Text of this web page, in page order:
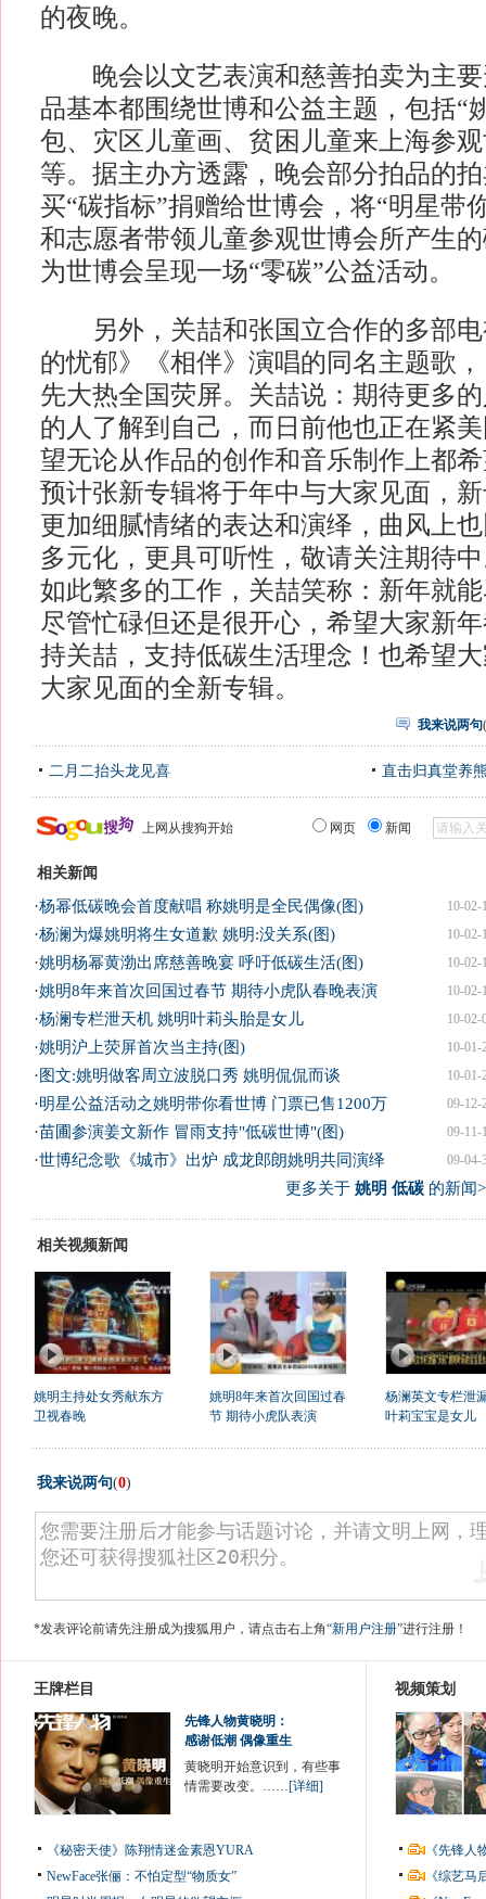
的夜晚。
晚会以文艺表演和慈善拍卖为主要
品基本都围绕世博和公益主题，包括“
包、灾区儿童画、贫困儿童来上海参
等。据主办方透露，晚会部分拍品的
买“碳指标”捐赠给世博会，将“明星带
和志愿者带领儿童参观世博会所产生
为世博会呈现一场“零碳”公益活动。
另外，关喆和张国立合作的多部电
的忧郁》《相伴》演唱的同名主题歌
先大热全国荧屏。关喆说：期待更多
的人了解到自己，而日前他也正在紧
望无论从作品的创作和音乐制作上都
预计张新专辑将于年中与大家见面，
更加细腻情绪的表达和演绎，曲风上
多元化，更具可听性，敬请关注期待
如此繁多的工作，关喆笑称：新年就
尽管忙碌但还是很开心，希望大家新
持关喆，支持低碳生活理念！也希望
大家见面的全新专辑。
我来说两句(
二月二抬头龙见喜 直击归真堂养
上网从搜狗开始 网页 新闻
相关新闻
10-02-
·杨幂低碳晚会首度献唱 称姚明是全民偶像(图)
10-02-
·杨澜为爆姚明将生女道歉 姚明:没关系(图)
10-02-
·姚明杨幂黄渤出席慈善晚宴 呼吁低碳生活(图)
10-02-
·姚明8年来首次回国过春节 期待小虎队春晚表演
10-02-
·杨澜专栏泄天机 姚明叶莉头胎是女儿
10-01-
·姚明沪上荧屏首次当主持(图)
10-01-
· 图文:姚明做客周立波脱口秀 姚明侃侃而谈
09-12-
·明星公益活动之姚明带你看世博 门票已售1200万
09-11-
·苗圃参演姜文新作 冒雨支持"低碳世博"(图)
09-04-
·世博纪念歌《城市》出炉 成龙郎朗姚明共同演绎
更多关于 姚明 低碳的新闻
相关视频新闻
姚明主持处女秀献东方
卫视春晚
姚明8年来首次回国过春
节 期待小虎队表演
杨澜英文专栏泄
叶莉宝宝是女儿
我来说两句(0)
*发表评论前请先注册成为搜狐用户，请点击右上角“新用户注册”进行注册！
王牌栏目
先锋人物黄晓明：
感谢低潮 偶像重生
黄晓明开始意识到，有些事
情需要改变。……[详细]
《秘密天使》陈翔情迷金素恩YURA
NewFace张俪：不怕定型“物质女”
视频策划
《先锋
《综艺